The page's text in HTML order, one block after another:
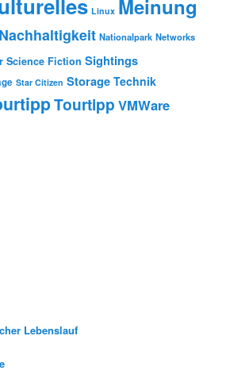
Linux Meinung
Nachhaltigkeit Nationalpark Networks
Science Fiction Sightings
Star Citizen Storage Technik
Tourtipp VMWare
Lebenslauf